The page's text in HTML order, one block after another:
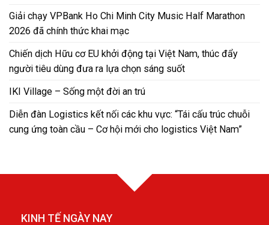
Giải chạy VPBank Ho Chi Minh City Music Half Marathon
2026 đã chính thức khai mạc
Chiến dịch Hữu cơ EU khởi động tại Việt Nam, thúc đẩy
người tiêu dùng đưa ra lựa chọn sáng suốt
IKI Village – Sống một đời an trú
Diễn đàn Logistics kết nối các khu vực: “Tái cấu trúc chuỗi
cung ứng toàn cầu – Cơ hội mới cho logistics Việt Nam”
KINH TẾ NGÀY NAY